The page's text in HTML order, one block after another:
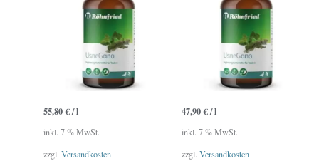
55,80€/l
inkl. 7 % MwSt.
zzgl.Versandkosten
47,90€/l
inkl. 7 % MwSt.
zzgl. Versandkosten